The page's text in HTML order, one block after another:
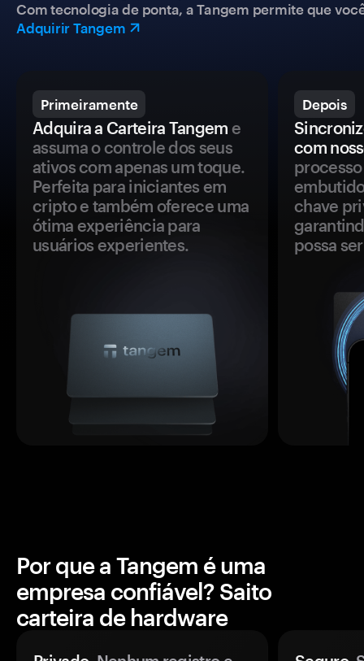
Com tecnologia de ponta, a Tangem permite que
Adquirir Tangem
Primeiramente
Adquira a Carteira Tangem e
assuma o controle dos seus
ativos com apenas um toque.
Perfeita para iniciantes em
cripto e também oferece uma
ótima experiência para
usuários experientes.
Depois
com
chave
possa
Por que a Tangem é uma
empresa confiável? Saito
carteira de hardware